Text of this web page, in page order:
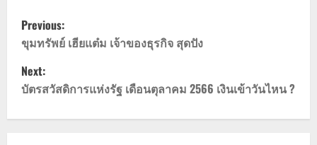
P
o
s
Previous:
ขุมทรัพย์ เฮียแต๋ม เจ้าของธุรกิจ สุดปัง
Next:
บัตรสวัสดิการแห่งรัฐ เดือนตุลาคม 2566 เงินเข้าวันไหน ?